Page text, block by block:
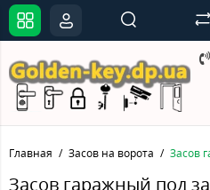
Главная Засов на ворота Засов
Засов гаражный под